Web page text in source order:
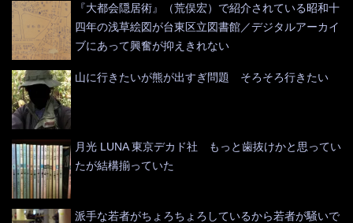
『大都会隠居術』（荒俣宏）で紹介されている昭和十
四年の浅草絵図が台東区立図書館／デジタルアーカイ
ブにあって興奮が抑えきれない
山に行きたいが熊が出すぎ問題 そろそろ行きたい
月光 LUNA 東京デカド社 もっと歯抜けかと思ってい
たが結構揃っていた
派手な若者がちょろちょろしているから若者が騒いで